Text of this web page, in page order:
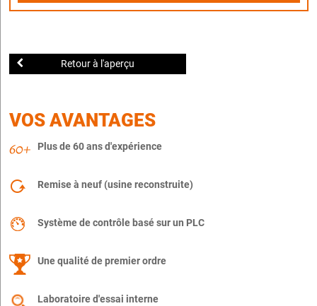
Retour à l'aperçu
VOS AVANTAGES
Plus de 60 ans d'expérience
Remise à neuf (usine reconstruite)
Système de contrôle basé sur un PLC
Une qualité de premier ordre
Laboratoire d'essai interne